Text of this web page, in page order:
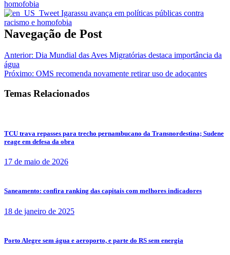
Navegação de Post
Anterior: Dia Mundial das Aves Migratórias destaca importância da
água
Próximo: OMS recomenda novamente retirar uso de adoçantes
Temas Relacionados
TCU trava repasses para trecho pernambucano da Transnordestina; Sudene
reage em defesa da obra
17 de maio de 2026
Saneamento: confira ranking das capitais com melhores indicadores
18 de janeiro de 2025
Porto Alegre sem água e aeroporto, e parte do RS sem energia